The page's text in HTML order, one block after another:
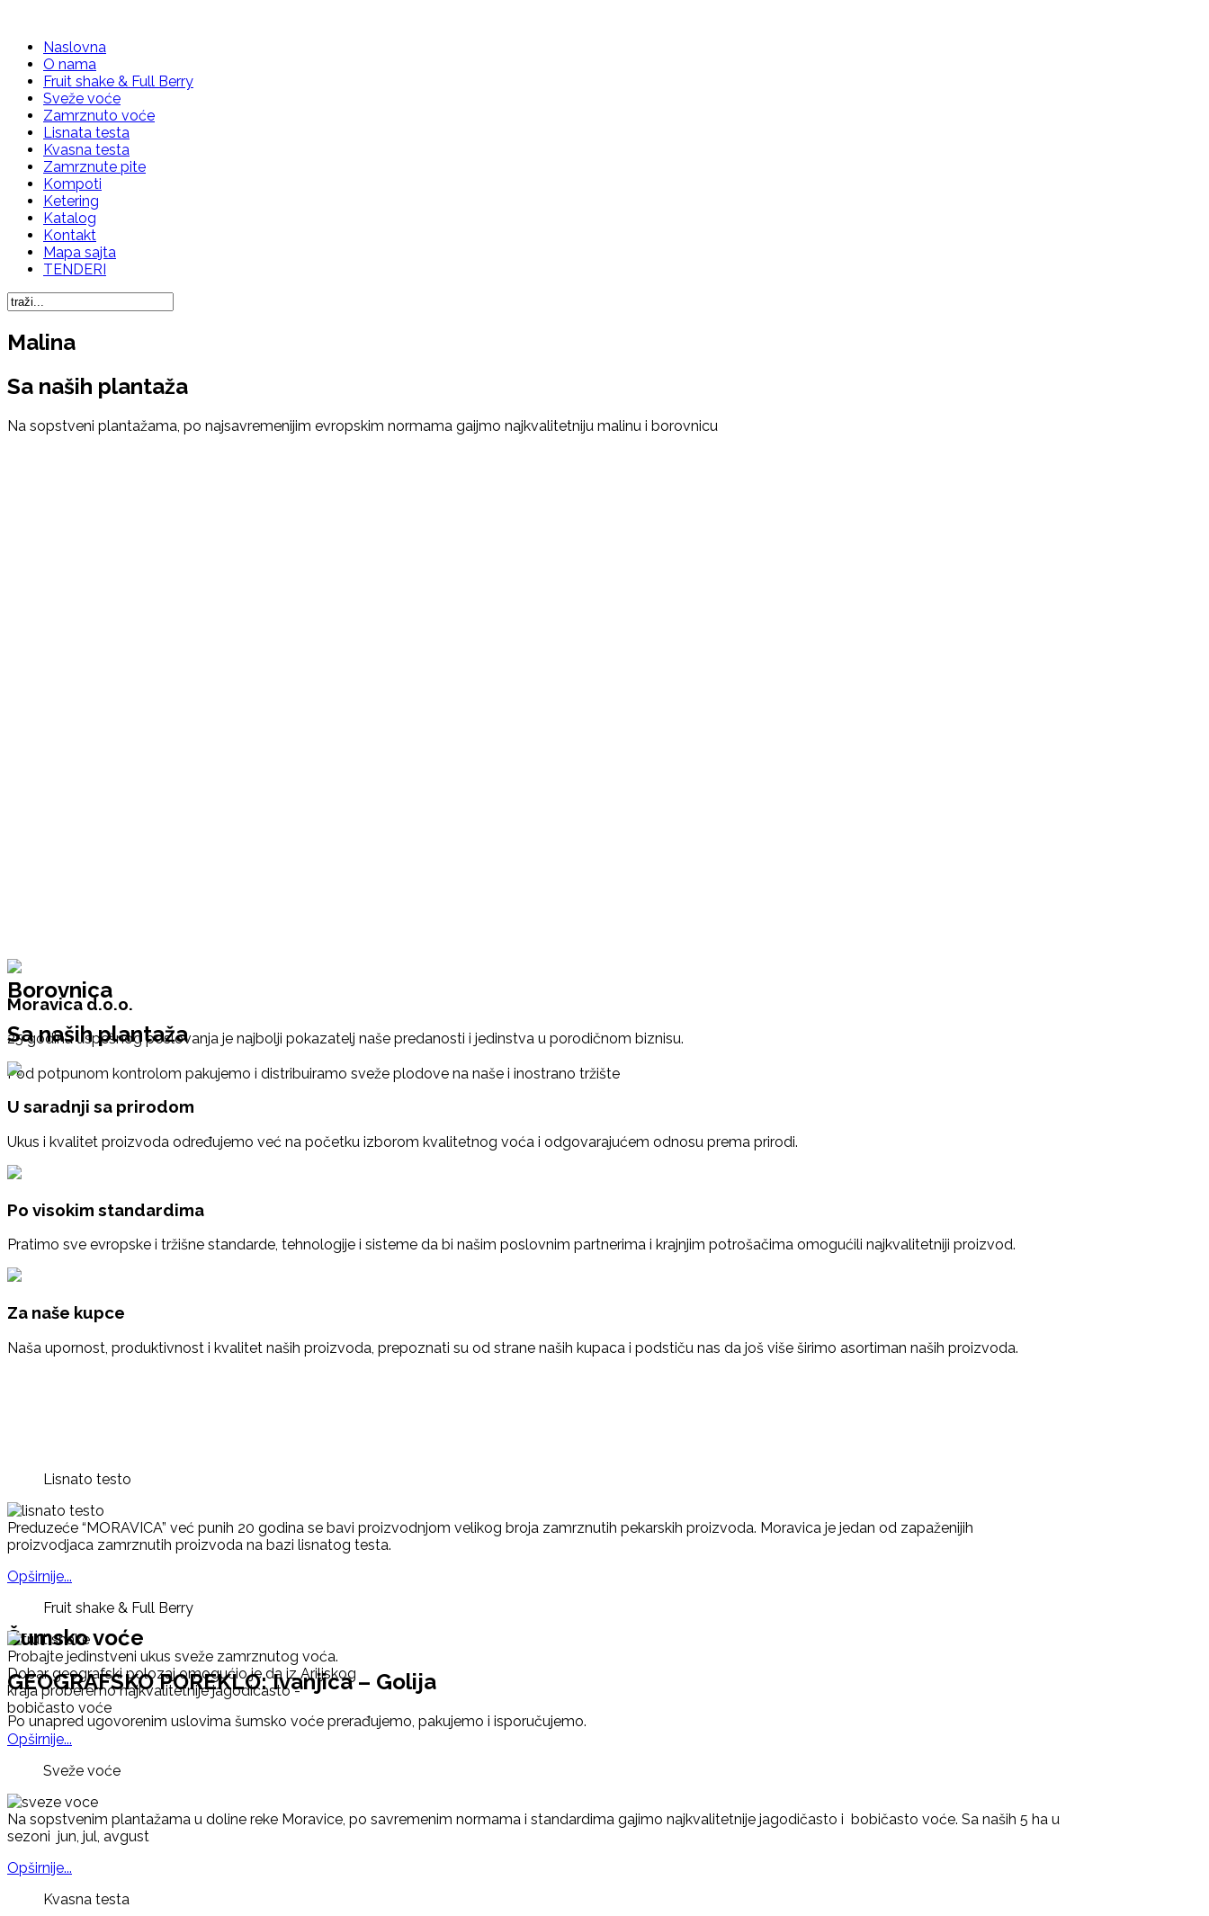
Naslovna
O nama
Fruit shake & Full Berry
Sveže voće
Zamrznuto voće
Lisnata testa
Kvasna testa
Zamrznute pite
Kompoti
Ketering
Katalog
Kontakt
Mapa sajta
TENDERI
Malina
Sa naših plantaža
Na sopstveni plantažama, po najsavremenijim evropskim normama gaijmo najkvalitetniju malinu i borovnicu
Borovnica
Sa naših plantaža
Pod potpunom kontrolom pakujemo i distribuiramo sveže plodove na naše i inostrano tržište
Šumsko voće
GEOGRAFSKO POREKLO: Ivanjica – Golija
Po unapred ugovorenim uslovima šumsko voće prerađujemo, pakujemo i isporučujemo.
Moravica d.o.o.
25 godina uspešnog poslovanja je najbolji pokazatelj naše predanosti i jedinstva u porodičnom biznisu.
U saradnji sa prirodom
Ukus i kvalitet proizvoda određujemo već na početku izborom kvalitetnog voća i odgovarajućem odnosu prema prirodi.
Po visokim standardima
Pratimo sve evropske i tržišne standarde, tehnologije i sisteme da bi našim poslovnim partnerima i krajnjim potrošačima omogućili najkvalitetniji proizvod.
Za naše kupce
Naša upornost, produktivnost i kvalitet naših proizvoda, prepoznati su od strane naših kupaca i podstiču nas da još više širimo asortiman naših proizvoda.
Lisnato testo
Preduzeće “MORAVICA” već punih 20 godina se bavi proizvodnjom velikog broja zamrznutih pekarskih proizvoda. Moravica je jedan od zapaženijih
proizvodjaca zamrznutih proizvoda na bazi lisnatog testa.
Opširnije...
Fruit shake & Full Berry
Probajte jedinstveni ukus sveže zamrznutog voća.
Dobar geografski polozaj omogućio je da iz Ariljskog
kraja proberemo najkvalitetnije jagodicasto -
bobičasto voće
Opširnije...
Sveže voće
Na sopstvenim plantažama u doline reke Moravice, po savremenim normama i standardima gajimo najkvalitetnije jagodičasto i bobičasto voće. Sa naših 5 ha u
sezoni jun, jul, avgust
Opširnije...
Kvasna testa